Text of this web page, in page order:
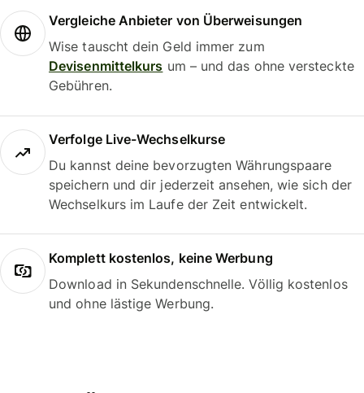
Vergleiche Anbieter von Überweisungen
Wise tauscht dein Geld immer zum
Devisenmittelkurs um – und das ohne versteckte
Gebühren.
Verfolge Live-Wechselkurse
Du kannst deine bevorzugten Währungspaare
speichern und dir jederzeit ansehen, wie sich der
Wechselkurs im Laufe der Zeit entwickelt.
Komplett kostenlos, keine Werbung
Download in Sekundenschnelle. Völlig kostenlos
und ohne lästige Werbung.